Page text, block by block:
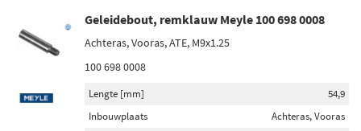
Geleidebout, remklauw Meyle 100 698 0008
Achteras, Vooras, ATE, M9x1.25
100 698 0008
Lengte [mm]
54,9
Inbouwplaats
Achteras, Vooras